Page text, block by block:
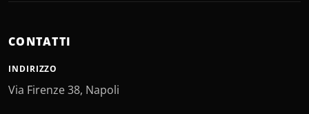
CONTATTI
INDIRIZZO
Via Firenze 38, Napoli